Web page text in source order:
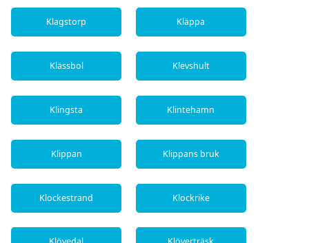
Klagstorp Kläppa
Klässbol Klevshult
Klingsta Klintehamn
Klippan Klippans bruk
Klockestrand Klockrike